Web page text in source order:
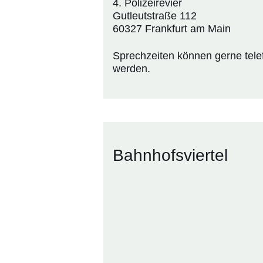
4. Polizeirevier
Gutleutstraße 112
60327 Frankfurt am Main
Sprechzeiten können gerne
werden.
Bahnhofsviertel